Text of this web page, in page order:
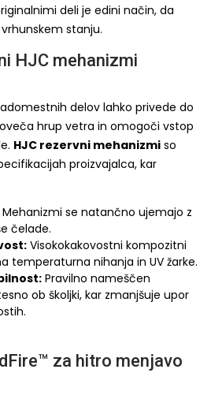
deli je edini način, da
stanju.
HJC mehanizmi
delov lahko privede do
hrup vetra in omogoči vstop
HJC rezervni mehanizmi so
proizvajalca, kar
Mehanizmi se natančno ujemajo z
čelade.
Visokokakovostni kompozitni
temperaturna nihanja in UV žarke.
Pravilno nameščen
ob školjki, kar zmanjšuje upor
za hitro menjavo